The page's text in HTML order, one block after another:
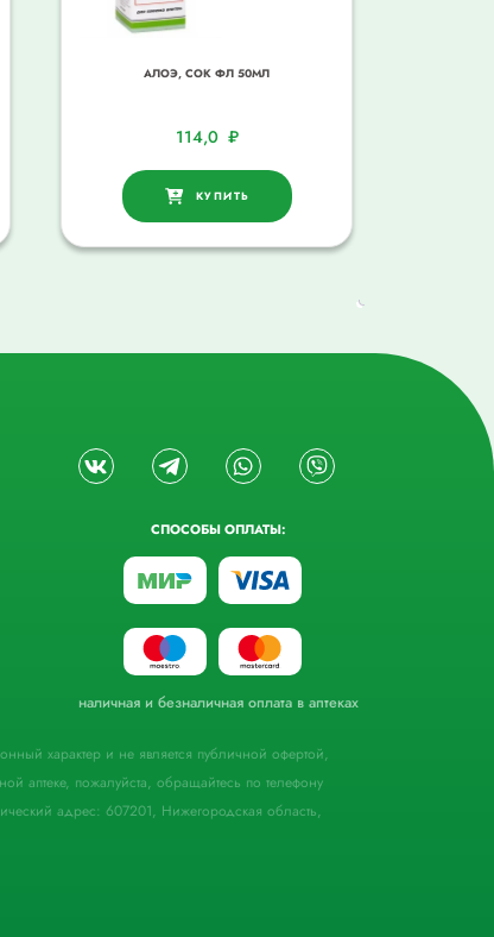
АЛОЭ, СОК ФЛ 50МЛ
114,0 ₽
КУПИТЬ
СПОСОБЫ ОПЛАТЫ:
наличная и безналичная оплата в аптеках
характер и не является публичной офертой,
аптеке, пожалуйста, обращайтесь по телефону
адрес: 607201, Нижегородская область,